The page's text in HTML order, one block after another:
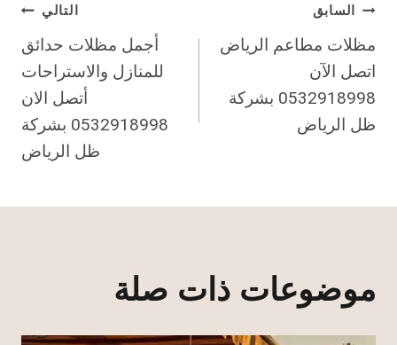
تصفّح
المقالات
السابق
مظلات مطاعم الرياض
اتصل الآن
0532918998 بشركة
ظل الرياض
التالي
أجمل مظلات حدائق
للمنازل والاستراحات
أتصل الان
0532918998 بشركة
ظل الرياض
موضوعات ذات صلة